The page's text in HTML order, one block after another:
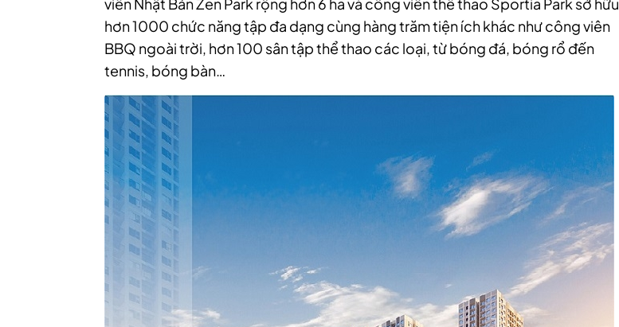
hơn 1000 chức năng tập đa dạng cùng hàng trăm tiện ích khác như công viên
BBQ ngoài trời, hơn 100 sân tập thể thao các loại, từ bóng đá, bóng rổ đến
tennis, bóng bàn…